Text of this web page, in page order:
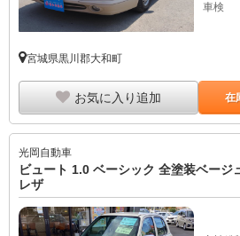
車検
宮城県黒川郡大和町
お気に入り追加 在
光岡自動車
ビュート 1.0 ベーシック 全塗装ベージ
レザ